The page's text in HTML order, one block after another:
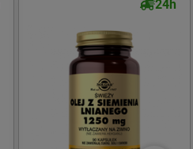
24h